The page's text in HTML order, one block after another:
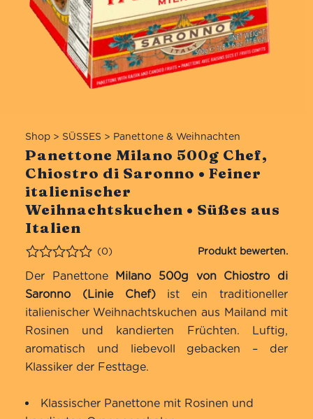
Shop> SÜSSES > Panettone & Weihnachten
Panettone Milano 500g Chef,
Chiostro di Saronno • Feiner
italienischer
Weihnachtskuchen • Süßes aus
Italien
Bewertet
(0)
Der Panettone Milano 500g von Chiostro di
Saronno (Linie Chef) ist ein traditioneller
italienischer Weihnachtskuchen aus Mailand mit
Rosinen und kandierten Früchten. Luftig,
aromatisch und liebevoll gebacken – der
Klassiker der Festtage.
Klassischer Panettone mit Rosinen und